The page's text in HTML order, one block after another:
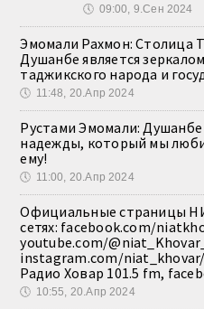
🕔 09:00, 9.Сен 2024
Эмомали Рахмон: Столица
Душанбе является
таджикского народа и
🕔 11:48, 20.Апр 2024
Рустами Эмомали:
надежды, который мы
ему!
🕔 11:00, 20.Апр 2024
Официальные страницы
сетях: facebook.com/
youtube.com/
instagram.com/
Радио Ховар 101.5 fm,
🕔 10:55, 20.Апр 2024